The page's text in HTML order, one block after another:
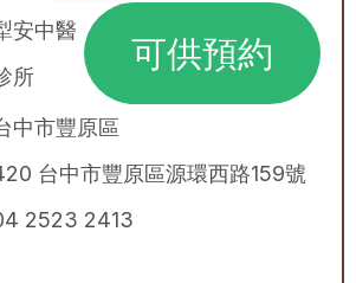
安中醫
所
可供預約
中市豐原區
台中市豐原區源環西路159號
2523 2413